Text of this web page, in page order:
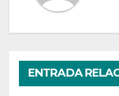
ENTRADA